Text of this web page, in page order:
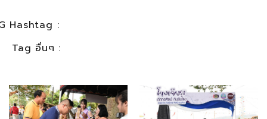
Hashtag :
Tag อื่นๆ :